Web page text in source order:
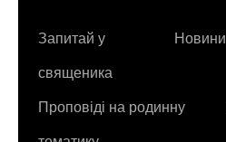
контенту
Запитай у
священика
Новини
Проповіді на родинну